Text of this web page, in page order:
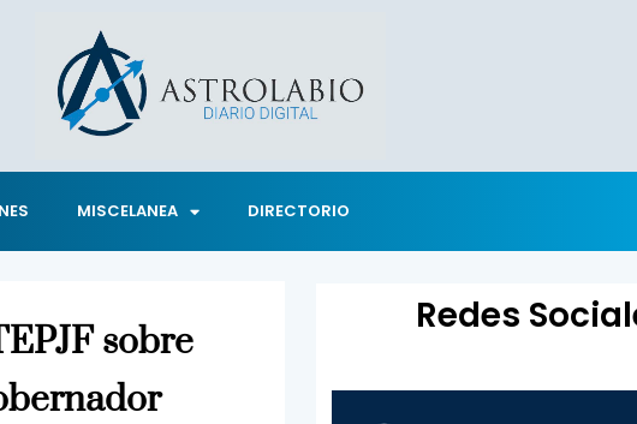
MISCELANEA DIRECTORIO
sobre
Redes